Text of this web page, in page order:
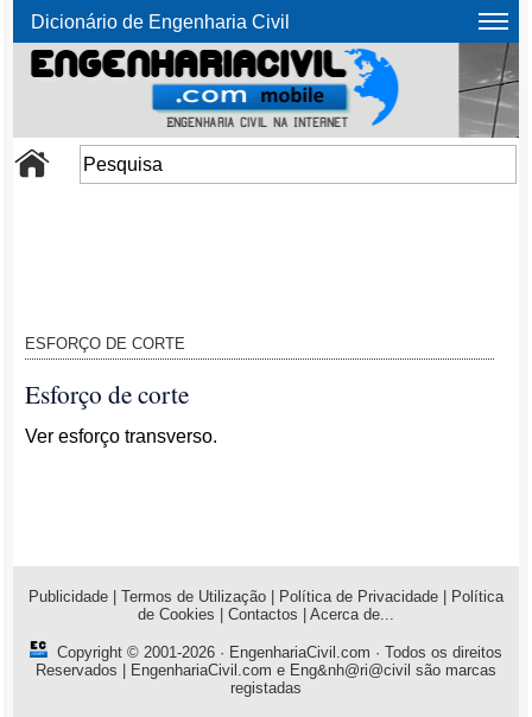
Dicionário de Engenharia Civil
ESFORÇO DE CORTE
Esforço de corte
Ver esforço transverso.
Publicidade Termos de Utilização Política de Privacidade
Política
de Cookies
Contactos Acerca de...
Copyright © 2001-2026 · EngenhariaCivil.com · Todos os direitos
Reservados | EngenhariaCivil.com e Eng&nh@ri@civil são marcas
registadas